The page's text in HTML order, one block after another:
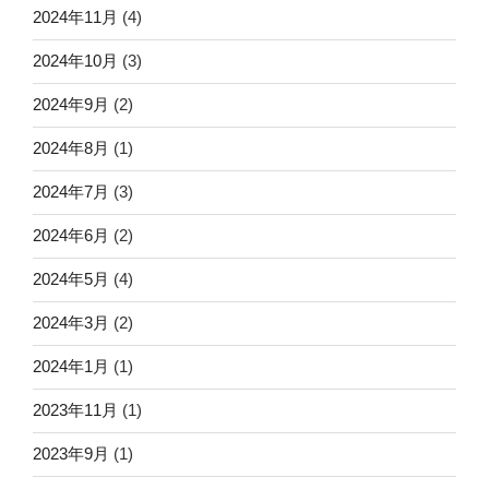
2024年11月 (4)
2024年10月 (3)
2024年9月 (2)
2024年8月 (1)
2024年7月 (3)
2024年6月 (2)
2024年5月 (4)
2024年3月 (2)
2024年1月 (1)
2023年11月 (1)
2023年9月 (1)